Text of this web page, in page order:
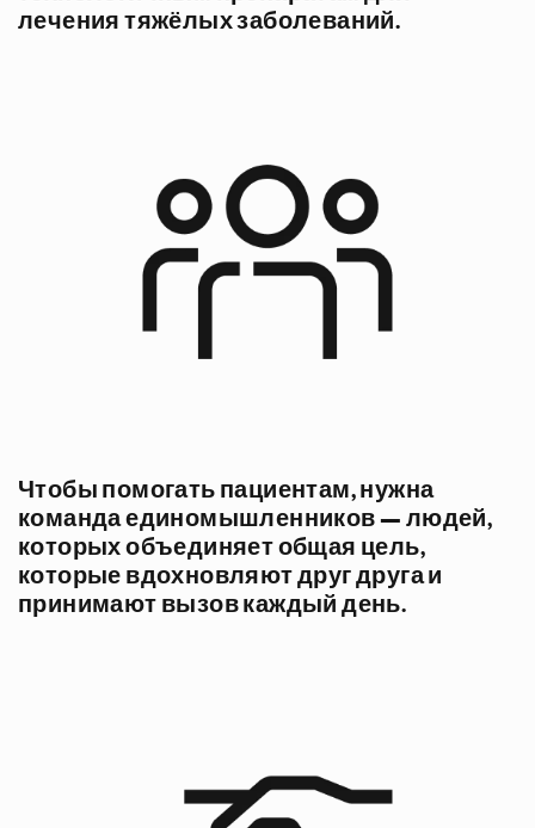
лечения тяжёлых заболеваний.
Чтобы помогать пациентам, нужна
команда единомышленников — людей,
которых объединяет общая цель,
которые вдохновляют друг друга и
принимают вызов каждый день.